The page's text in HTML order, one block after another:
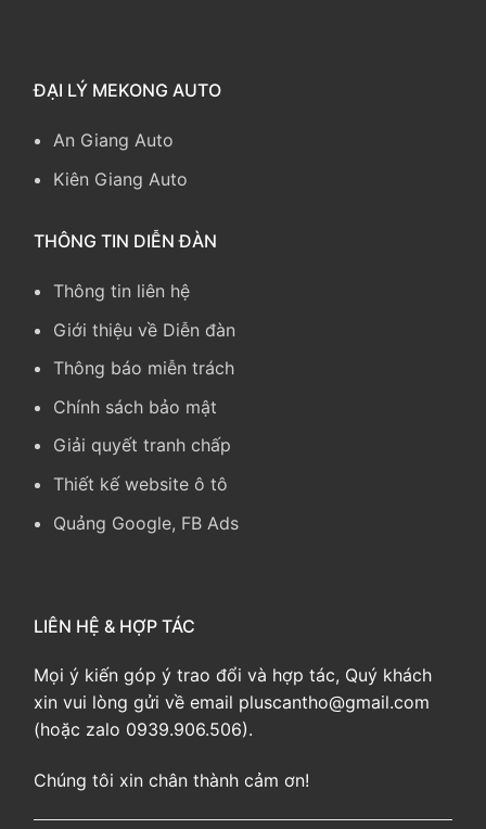
ĐẠI LÝ MEKONG AUTO
An Giang Auto
Kiên Giang Auto
THÔNG TIN DIỄN ĐÀN
Thông tin liên hệ
Giới thiệu về Diễn đàn
Thông báo miễn trách
Chính sách bảo mật
Giải quyết tranh chấp
Thiết kế website ô tô
Quảng Google, FB Ads
LIÊN HỆ & HỢP TÁC
Mọi ý kiến góp ý trao đổi và hợp tác, Quý khách
xin vui lòng gửi về email pluscantho@gmail.com
(hoặc zalo 0939.906.506).
Chúng tôi xin chân thành cảm ơn!